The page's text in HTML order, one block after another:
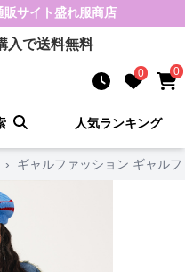
販サイト盛れ服商店
入で送料無料
0 0
人気ランキング
› ギャルファッション ギャル